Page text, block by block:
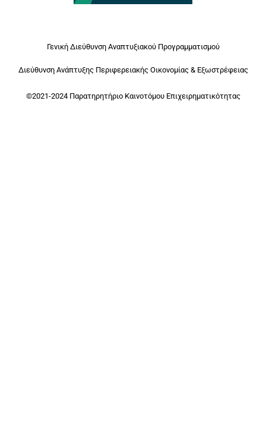
Γενική Διεύθυνση Αναπτυξιακού Προγραμματισμού
Διεύθυνση Ανάπτυξης Περιφερειακής Οικονομίας & Εξωστρέφειας
©2021-2024 Παρατηρητήριο Καινοτόμου Επιχειρηματικότητας